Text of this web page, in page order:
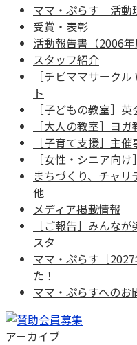
ママ・ぷらす｜活
受賞・表彰
活動報告書（2006年
スタッフ紹介
［チビママサーク
ト
［子どもの教室］
［大人の教室］ヨガ
［子育て支援］主
［女性・シニア向
まちづくり、チャ
他
メディア掲載情報
［ご報告］みんな
スタ
ママ・ぷらす［
た！
ママ・ぷらすへのお
アーカイブ